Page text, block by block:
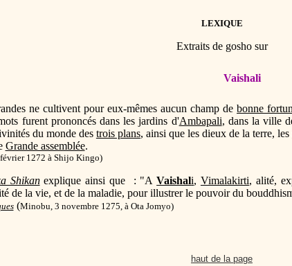
LEXIQUE
Extraits de gosho sur
Vaishali
ne cultivent pour eux-mêmes aucun champ debonne
furent prononcés dans les jardins d'Ambapali, dans la ville
du monde des trois plans, ainsi que les dieux de la terre, les
Grande assemblée.
1272 à Shijo Kingo)
Shikanexplique ainsi que : "AVaishali, Vimalakirti, alité,
de la vie, et de la maladie, pour illustrer le pouvoir du
(Minobu, 3 novembre 1275, à Ota Jomyo)
haut de la page